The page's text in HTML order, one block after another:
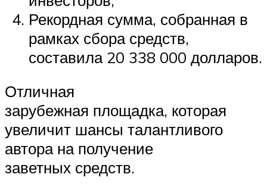
Рекордная сумма, собранная в
рамках сбора средств,
составила 20 338 000 долларов.
Отличная
зарубежная площадка, которая
увеличит шансы талантливого
автора на получение
заветных средств.